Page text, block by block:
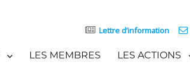
Lettre d’information
LES MEMBRES LES ACTIONS